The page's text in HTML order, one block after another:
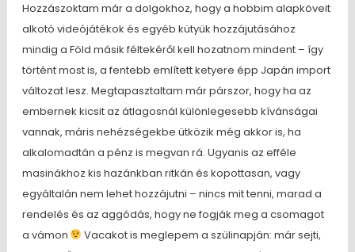
Hozzászoktam már a dolgokhoz, hogy a hobbim alapköveit
alkotó videójátékok és egyéb kütyük hozzájutásához
mindig a Föld másik féltekéről kell hozatnom mindent – így
történt most is, a fentebb említett ketyere épp Japán import
változat lesz. Megtapasztaltam már párszor, hogy ha az
embernek kicsit az átlagosnál különlegesebb kívánságai
vannak, máris nehézségekbe ütközik még akkor is, ha
alkalomadtán a pénz is megvan rá. Ugyanis az efféle
masinákhoz kis hazánkban ritkán és kopottasan, vagy
egyáltalán nem lehet hozzájutni – nincs mit tenni, marad a
rendelés és az aggódás, hogy ne fogják meg a csomagot
a vámon
Vacakot is meglepem a szülinapján: már sejti,